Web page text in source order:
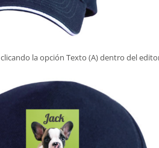
clicando la opción Texto (A) dentro del